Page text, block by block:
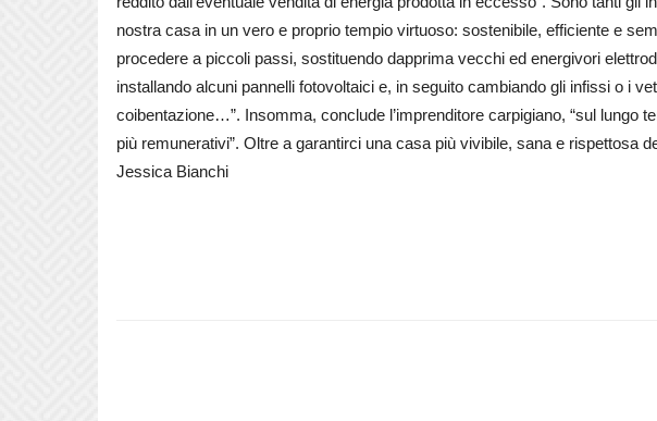
nostra casa in un vero e proprio tempio virtuoso: sostenibile, efficiente e
procedere a piccoli passi, sostituendo dapprima vecchi ed energivori
installando alcuni pannelli fotovoltaici e, in seguito cambiando gli infissi o i
coibentazione…”. Insomma, conclude l’imprenditore carpigiano, “sul lungo
più remunerativi”. Oltre a garantirci una casa più vivibile, sana e rispettosa
Jessica Bianchi